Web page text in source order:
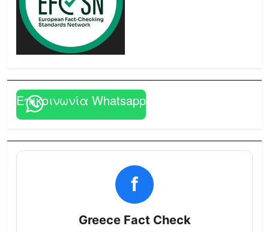
Επικοινωνία Whatsapp
f
Greece Fact Check